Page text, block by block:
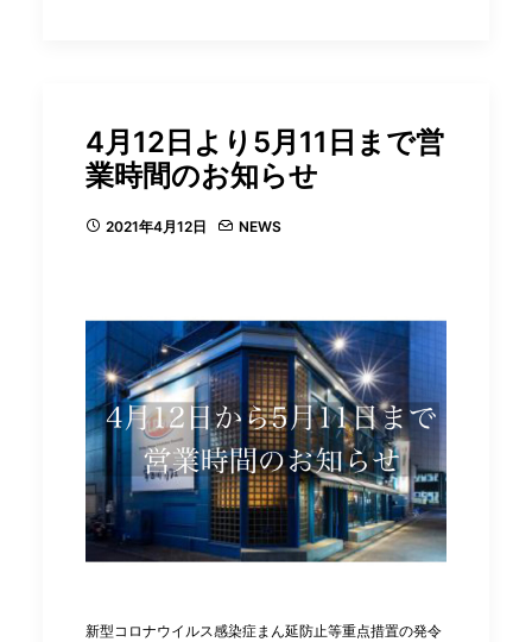
4月12日より5月11日まで営
業時間のお知らせ
2021年4月12日 NEWS
新型コロナウイルス感染症まん延防止等重点措置の発令